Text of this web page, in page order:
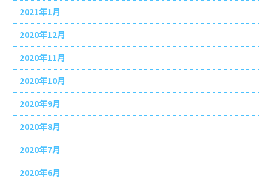
2021年1月
2020年12月
2020年11月
2020年10月
2020年9月
2020年8月
2020年7月
2020年6月